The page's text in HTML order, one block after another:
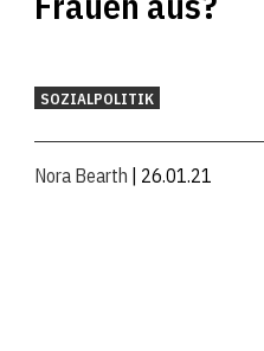
SOZIALPOLITIK
Nora Bearth | 26.01.21